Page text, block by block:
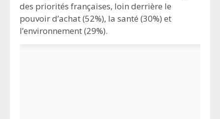
des priorités françaises, loin derrière le
pouvoir d’achat (52%), la santé (30%) et
l’environnement (29%).